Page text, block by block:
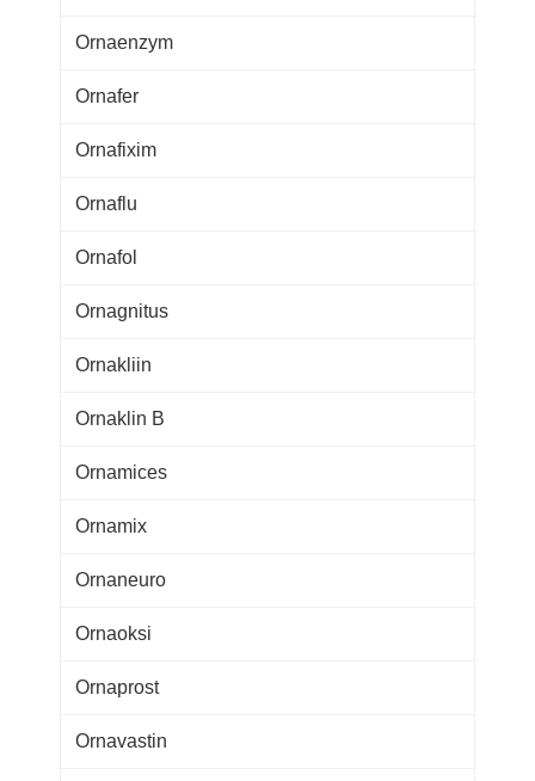
Ornaenzym
Ornafer
Ornafixim
Ornaflu
Ornafol
Ornagnitus
Ornakliin
Ornaklin B
Ornamices
Ornamix
Ornaneuro
Ornaoksi
Ornaprost
Ornavastin